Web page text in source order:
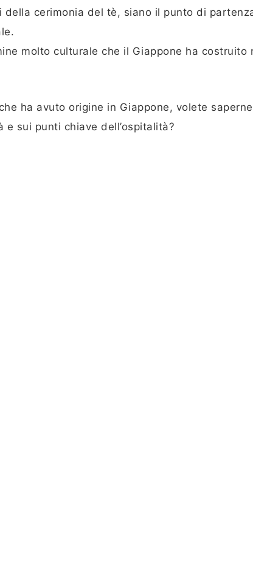
cerimonia del tè, siano il punto di
molto culturale che il Giappone ha costruito
ha avuto origine in Giappone, volete
sui punti chiave dell’ospitalità?